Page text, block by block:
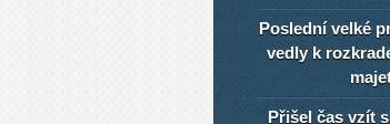
Poslední velké
vedly k
Přišel čas vzít